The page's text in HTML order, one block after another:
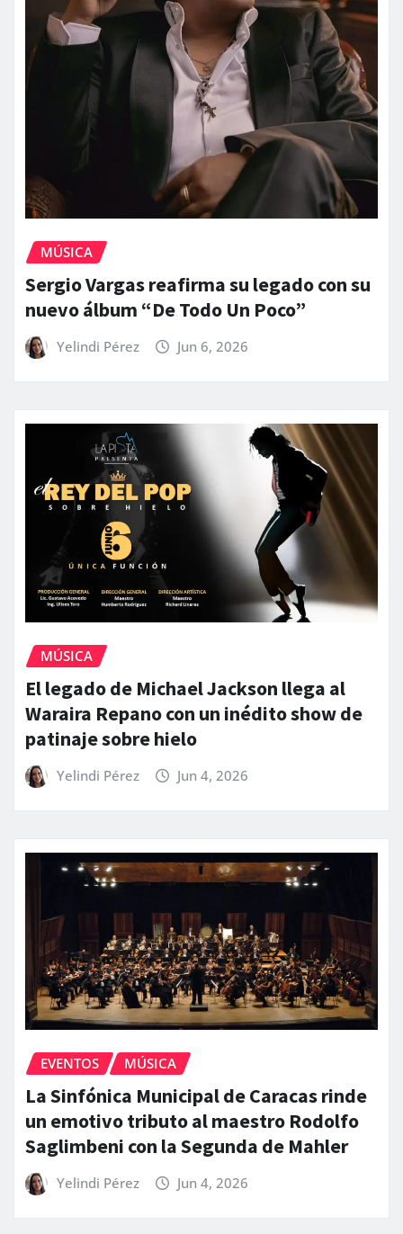
MÚSICA
Sergio Vargas reafirma su legado con su
nuevo álbum “De Todo Un Poco”
Yelindi Pérez Jun 6, 2026
MÚSICA
El legado de Michael Jackson llega al
Waraira Repano con un inédito show de
patinaje sobre hielo
Yelindi Pérez Jun 4, 2026
EVENTOS MÚSICA
La Sinfónica Municipal de Caracas rinde
un emotivo tributo al maestro Rodolfo
Saglimbeni con la Segunda de Mahler
Yelindi Pérez Jun 4, 2026